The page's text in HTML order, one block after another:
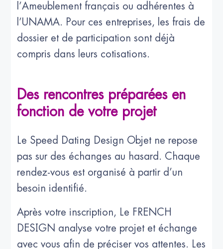
l’Ameublement français ou adhérentes à
l’UNAMA. Pour ces entreprises, les frais de
dossier et de participation sont déjà
compris dans leurs cotisations.
Des rencontres préparées en
fonction de votre projet
Le Speed Dating Design Objet ne repose
pas sur des échanges au hasard. Chaque
rendez-vous est organisé à partir d’un
besoin identifié.
Après votre inscription, Le FRENCH
DESIGN analyse votre projet et échange
avec vous afin de préciser vos attentes. Les